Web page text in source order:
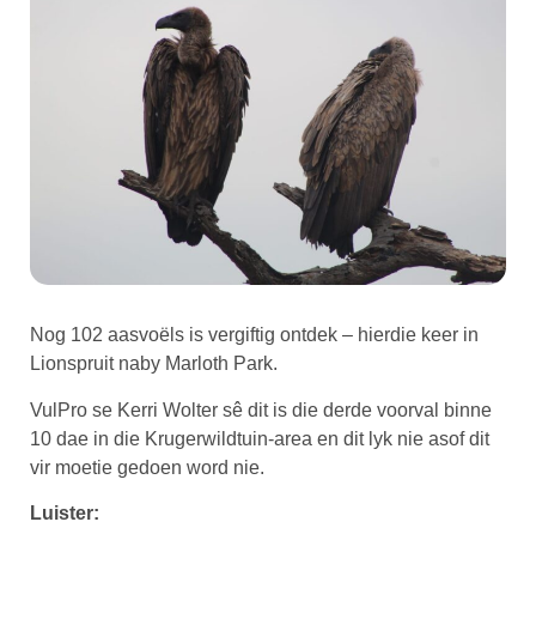
Nog 102 aasvoëls is vergiftig ontdek – hierdie keer in
Lionspruit naby Marloth Park.
VulPro se Kerri Wolter sê dit is die derde voorval binne
10 dae in die Krugerwildtuin-area en dit lyk nie asof dit
vir moetie gedoen word nie.
Luister: